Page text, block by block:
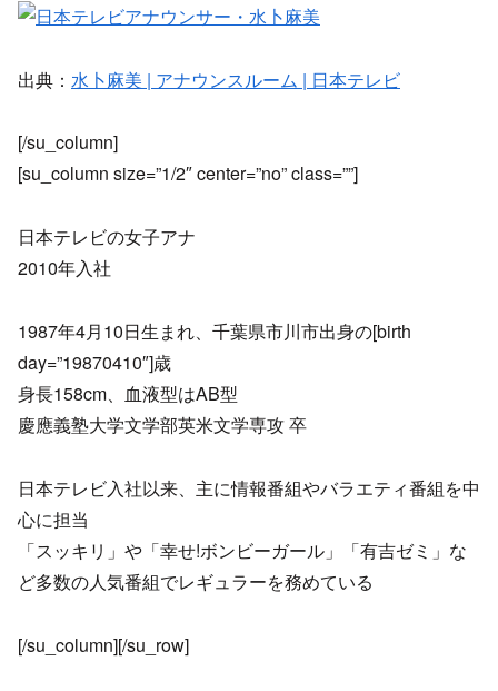
出典： 水卜麻美 | アナウンスルーム | 日本テレビ
[/su_column]
[su_column size=”1/2″ center=”no” class=””]
日本テレビの女子アナ
2010年入社
1987年4月10日生まれ、千葉県市川市出身の[birth
day=”19870410″]歳
身長158cm、血液型はAB型
慶應義塾大学文学部英米文学専攻 卒
日本テレビ入社以来、主に情報番組やバラエティ番組を中
心に担当
「スッキリ」や「幸せ!ボンビーガール」「有吉ゼミ」な
ど多数の人気番組でレギュラーを務めている
[/su_column][/su_row]